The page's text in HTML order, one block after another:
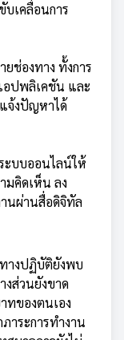
บเคลื่อนการ
ยช่องทาง ทั้งการ
อปพลิเคชัน และ
จ้งปัญหาได้
บบออนไลน์ให้
มคิดเห็น ลง
นผ่านสื่อดิจิทัล
างปฏิบัติยังพบ
ส่วนยังขาด
ทของตนเอง
ภาระการทำงาน